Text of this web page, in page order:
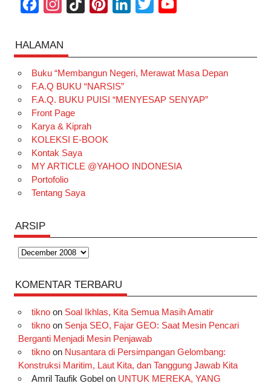
c
e
b
o
o
k
s
t
a
g
r
a
m
T
o
k
t
e
r
k
e
d
t
t
e
T
u
b
HALAMAN
Buku “Membangun Negeri, Merawat Masa Depan
F.A.Q BUKU “NARSIS”
F.A.Q. BUKU PUISI “MENYESAP SENYAP”
Front Page
Karya & Kiprah
KOLEKSI E-BOOK
Kontak Saya
MY ARTICLE @YAHOO INDONESIA
Portofolio
Tentang Saya
ARSIP
Arsip
KOMENTAR TERBARU
tiknoon Soal Ikhlas, Kita Semua Masih Amatir
tiknoon Senja SEO, Fajar GEO: Saat Mesin Pencari
Berganti Menjadi Mesin Penjawab
tiknoon Nusantara di Persimpangan Gelombang:
Konstruksi Maritim, Laut Kita, dan Tanggung Jawab Kita
Amril Taufik Gobelon UNTUK MEREKA, YANG